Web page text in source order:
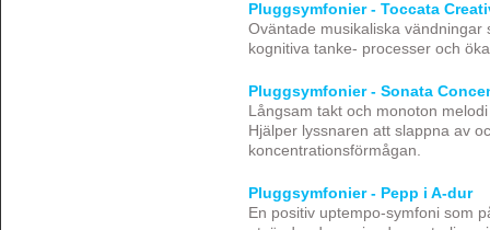
Pluggsymfonier - Toccata
Oväntade musikaliska vändningar
kognitiva tanke- processer och
Pluggsymfonier - Sonata
Långsam takt och monoton
Hjälper lyssnaren att slappna av
koncentrationsförmågan.
Pluggsymfonier - Pepp i A-dur
En positiv uptempo-symfoni som